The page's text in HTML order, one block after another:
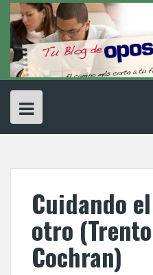
Skip
content
Cuidando
otro
Cochran)